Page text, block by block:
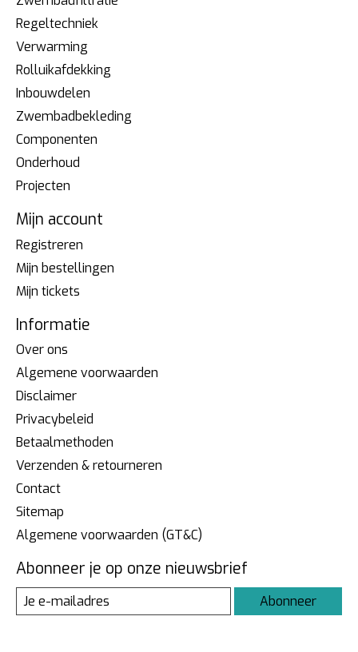
Regeltechniek
Verwarming
Rolluikafdekking
Inbouwdelen
Zwembadbekleding
Componenten
Onderhoud
Projecten
Mijn account
Registreren
Mijn bestellingen
Mijn tickets
Informatie
Over ons
Algemene voorwaarden
Disclaimer
Privacybeleid
Betaalmethoden
Verzenden & retourneren
Contact
Sitemap
Algemene voorwaarden (GT&C)
Abonneer je op onze nieuwsbrief
Abonneer